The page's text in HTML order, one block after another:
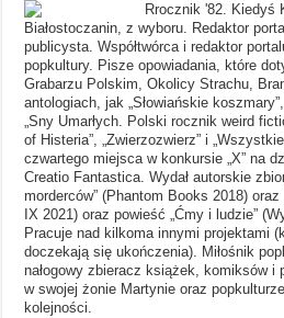
Rrocznik '82. Kiedyś
Białostoczanin, z wyboru. Redaktor
publicysta. Współtwórca i redaktor
popkultury. Pisze opowiadania, które
Grabarzu Polskim, Okolicy Strachu,
antologiach, jak „Słowiańskie
„Sny Umarłych. Polski rocznik weird
of Histeria”, „Zwierzozwierz” i
czwartego miejsca w konkursie „X” na
Creatio Fantastica. Wydał autorskie
morderców” (Phantom Books 2018)
IX 2021) oraz powieść „Ćmy i ludzie”
Pracuje nad kilkoma innymi projektami
doczekają się ukończenia). Miłośnik
nałogowy zbieracz książek, komiksów i
w swojej żonie Martynie oraz
kolejności.